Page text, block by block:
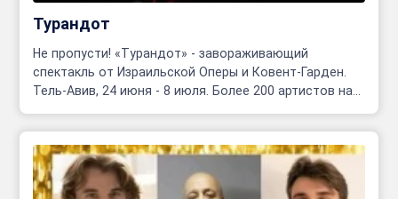
Турандот
Не пропусти! «Турандот» - завораживающий
спектакль от Израильской Оперы и Ковент-Гарден.
Тель-Авив, 24 июня - 8 июля. Более 200 артистов на